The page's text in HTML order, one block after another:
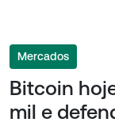
Mercados
Bitcoin
mil e